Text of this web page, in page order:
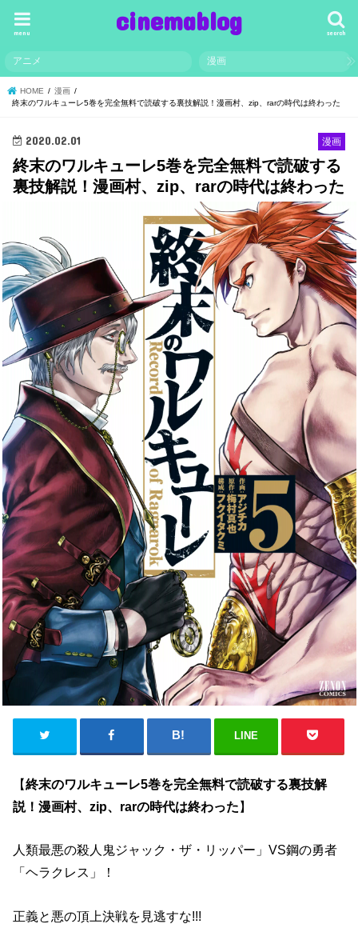
cinemablog search
menu
アニメ 漫画
HOME
漫画
終末のワルキューレ5巻を完全無料で読破する裏技解説！漫画村、zip、rarの時代は終わった
漫画
2020.02.01
終末のワルキューレ5巻を完全無料で読破する
裏技解説！漫画村、zip、rarの時代は終わった
LINE
【終末のワルキューレ5巻を完全無料で読破する裏技解
説！漫画村、zip、rarの時代は終わった】
人類最悪の殺人鬼ジャック・ザ・リッパー」VS鋼の勇者
「ヘラクレス」！
正義と悪の頂上決戦を見逃すな!!!